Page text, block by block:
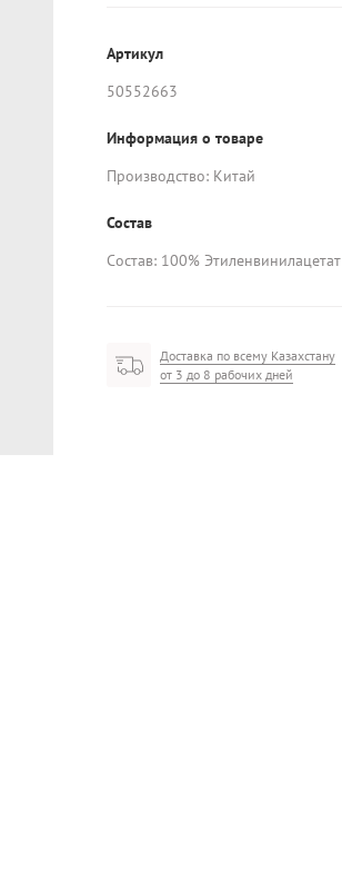
Артикул
50552663
Информация о товаре
Производство: Китай
Состав
Состав: 100% Этиленвинилацетат
Доставка по всему Казахстану
от 3 до 8 рабочих дней